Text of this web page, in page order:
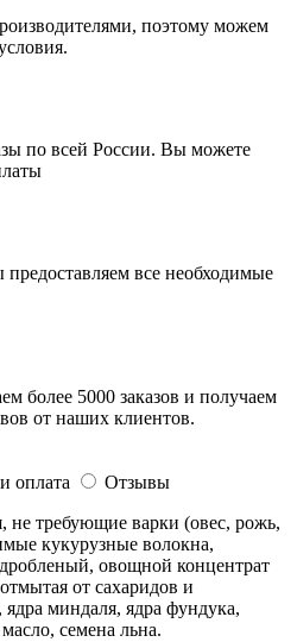
поэтому можем
по всей России. Вы можете
все необходимые
более 5000 заказов и получаем
от наших клиентов.
оплата
Отзывы
не требующие варки (овес, рожь,
кукурузные волокна,
овощной концентрат
от сахаридов и
миндаля, ядра фундука,
семена льна.